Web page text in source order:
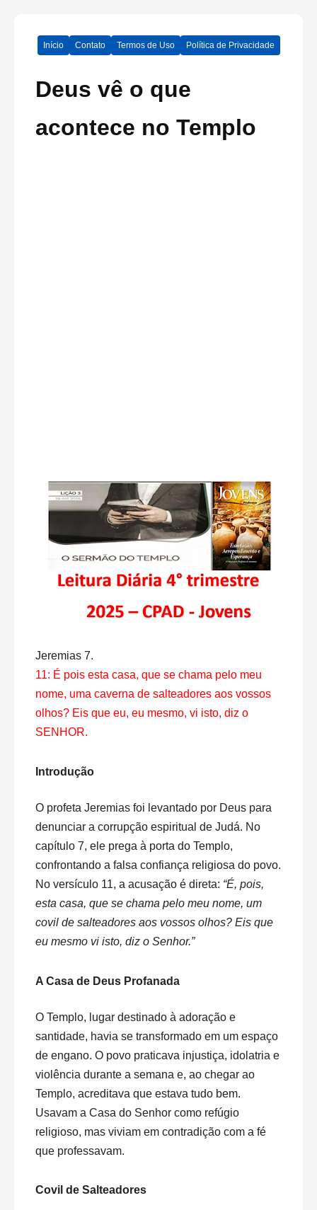
Início Contato Termos de Uso Política de Privacidade
Deus vê o que
acontece no Templo
Jeremias 7.
11: É pois esta casa, que se chama pelo meu
nome, uma caverna de salteadores aos vossos
olhos? Eis que eu, eu mesmo, vi isto, diz o
SENHOR.
Introdução
O profeta Jeremias foi levantado por Deus para
denunciar a corrupção espiritual de Judá. No
capítulo 7, ele prega à porta do Templo,
confrontando a falsa confiança religiosa do povo.
No versículo 11, a acusação é direta: “É, pois,
esta casa, que se chama pelo meu nome, um
covil de salteadores aos vossos olhos? Eis que
eu mesmo vi isto, diz o Senhor.”
A Casa de Deus Profanada
O Templo, lugar destinado à adoração e
santidade, havia se transformado em um espaço
de engano. O povo praticava injustiça, idolatria e
violência durante a semana e, ao chegar ao
Templo, acreditava que estava tudo bem.
Usavam a Casa do Senhor como refúgio
religioso, mas viviam em contradição com a fé
que professavam.
Covil de Salteadores